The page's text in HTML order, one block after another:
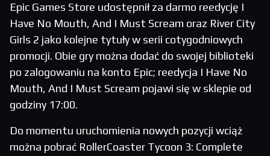
Epic Games Store udostępnił za darmo reedycję I
Have No Mouth, And I Must Scream oraz River City
Girls 2 jako kolejne tytuły w serii cotygodniowych
promocji. Obie gry można dodać do swojej biblioteki
po zalogowaniu na konto Epic; reedycja I Have No
Mouth, And I Must Scream pojawi się w sklepie od
godziny 17:00.
Do momentu uruchomienia nowych pozycji wciąż
można pobrać RollerCoaster Tycoon 3: Complete